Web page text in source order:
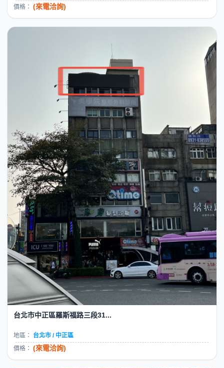
價格： (來電洽詢)
台北市中正區羅斯福路三段31...
地區：
台北市 / 中正區
價格： (來電洽詢)